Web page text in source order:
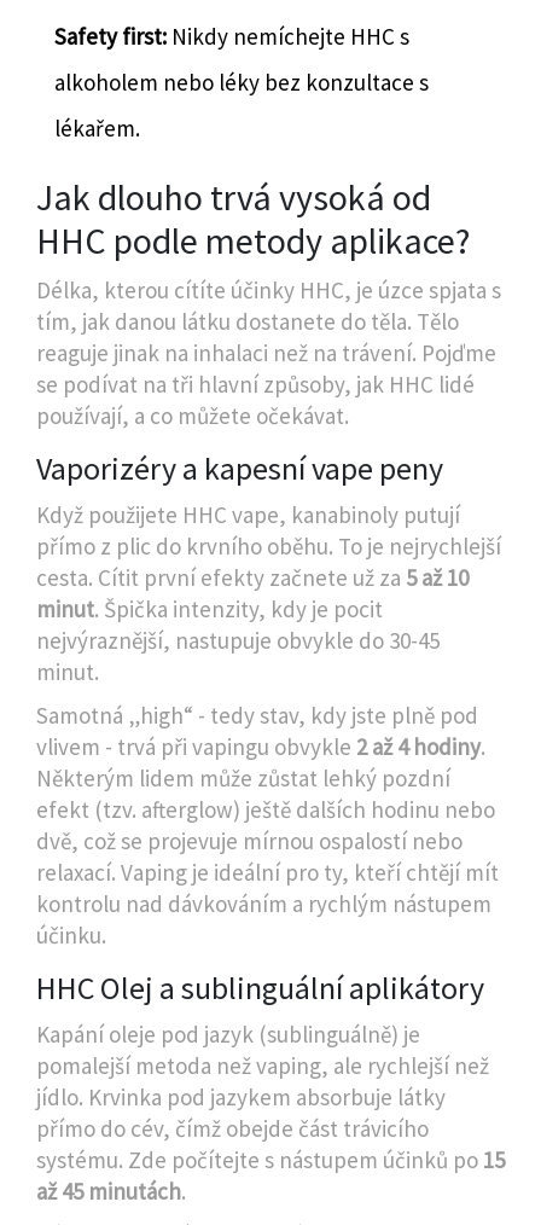
Safety first: Nikdy nemíchejte HHC s
alkoholem nebo léky bez konzultace s
lékařem.
Jak dlouho trvá vysoká od
HHC podle metody aplikace?
Délka, kterou cítíte účinky HHC, je úzce spjata s
tím, jak danou látku dostanete do těla. Tělo
reaguje jinak na inhalaci než na trávení. Pojďme
se podívat na tři hlavní způsoby, jak HHC lidé
používají, a co můžete očekávat.
Vaporizéry a kapesní vape peny
Když použijete HHC vape, kanabinoly putují
přímo z plic do krvního oběhu. To je nejrychlejší
cesta. Cítit první efekty začnete už za 5 až 10
minut. Špička intenzity, kdy je pocit
nejvýraznější, nastupuje obvykle do 30-45
minut.
Samotná „high“ - tedy stav, kdy jste plně pod
vlivem - trvá při vapingu obvykle 2 až 4 hodiny.
Některým lidem může zůstat lehký pozdní
efekt (tzv. afterglow) ještě dalších hodinu nebo
dvě, což se projevuje mírnou ospalostí nebo
relaxací. Vaping je ideální pro ty, kteří chtějí mít
kontrolu nad dávkováním a rychlým nástupem
účinku.
HHC Olej a sublinguální aplikátory
Kapání oleje pod jazyk (sublinguálně) je
pomalejší metoda než vaping, ale rychlejší než
jídlo. Krvinka pod jazykem absorbuje látky
přímo do cév, čímž obejde část trávicího
systému. Zde počítejte s nástupem účinků po 15
až 45 minutách.